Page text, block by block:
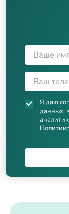
Я даю
данных,